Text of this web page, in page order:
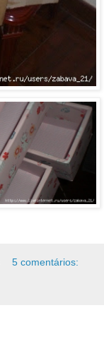
5 comentários: